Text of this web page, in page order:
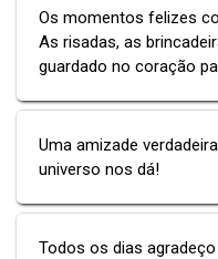
Os momentos felizes
As risadas, as
guardado no coração
Uma amizade
universo nos dá!
Todos os dias